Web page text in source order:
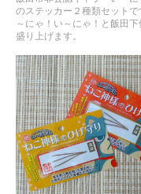
のステッカー２種類セットで
～にゃ！い～にゃ！と飯田下
盛り上げます。